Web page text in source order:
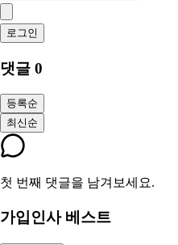
로그인
댓글 0
등록순
최신순
첫 번째 댓글을 남겨보세요.
가입인사 베스트